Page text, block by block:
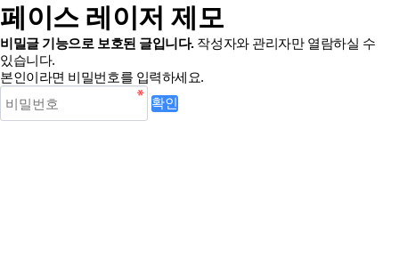
페이스 레이저 제모
비밀글 기능으로 보호된 글입니다.작성자와 관리자만 열람하실 수
있습니다.
본인이라면 비밀번호를 입력하세요.